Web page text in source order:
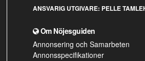
ANSVARIG UTGIVARE: PELLE
Om Nöjesguiden
Annonsering och Samarbeten
Annonsspecifikationer